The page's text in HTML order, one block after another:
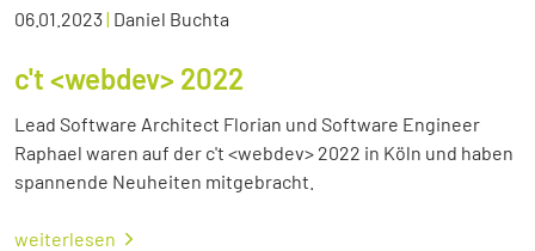
06.01.2023| Daniel Buchta
c't <webdev> 2022
Lead Software Architect Florian und Software Engineer
Raphael waren auf der c't <webdev> 2022 in Köln und haben
spannende Neuheiten mitgebracht.
weiterlesen